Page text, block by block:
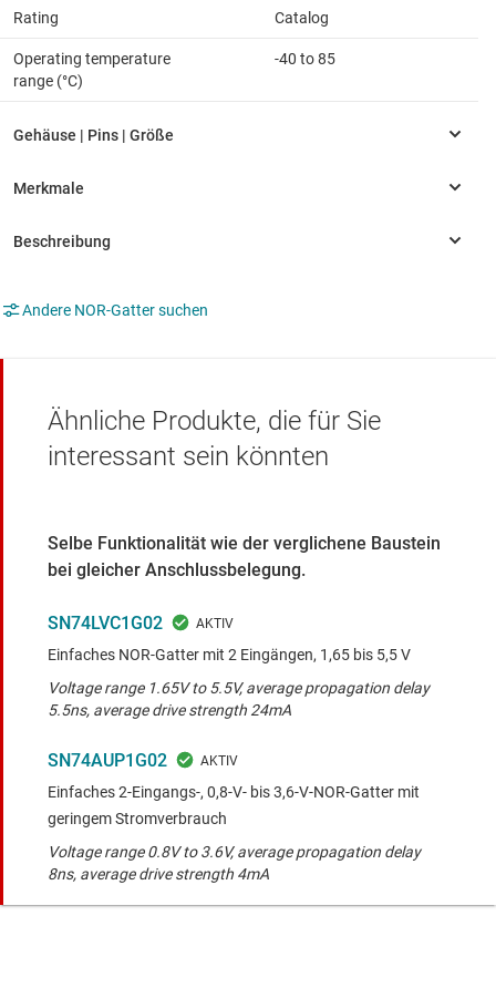
Rating Catalog
Operating temperature
range (°C)
-40 to 85
Andere NOR-Gatter suchen
Ähnliche Produkte, die für Sie
interessant sein könnten
Selbe Funktionalität wie der verglichene Baustein
bei gleicher Anschlussbelegung.
SN74LVC1G02
Einfaches NOR-Gatter mit 2 Eingängen, 1,65 bis 5,5 V
Voltage range 1.65V to 5.5V, average propagation delay
5.5ns, average drive strength 24mA
SN74AUP1G02
Einfaches 2-Eingangs-, 0,8-V- bis 3,6-V-NOR-Gatter mit
geringem Stromverbrauch
Voltage range 0.8V to 3.6V, average propagation delay
8ns, average drive strength 4mA